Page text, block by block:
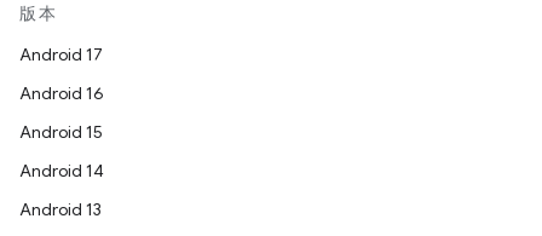
版本
Android 17
Android 16
Android 15
Android 14
Android 13